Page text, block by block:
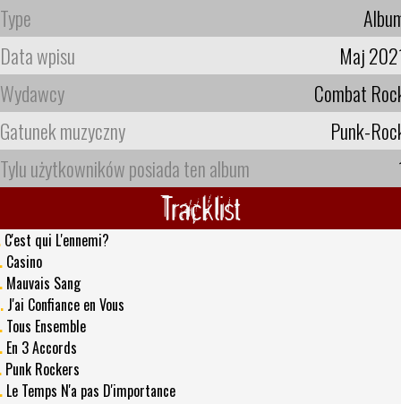
Type
Data wpisu
Maj
Wydawcy
Combat
Gatunek muzyczny
Punk-
Tylu użytkowników posiada ten album
Tracklist
C'est qui L'ennemi?
Casino
Mauvais Sang
J'ai Confiance en Vous
Tous Ensemble
En 3 Accords
Punk Rockers
Le Temps N'a pas D'importance